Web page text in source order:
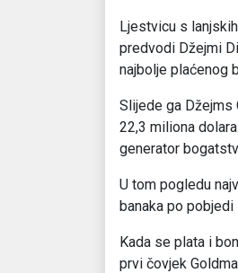
Ljestvicu s
predvodi Džejmi
najbolje plaćenog
Slijede ga Džejms
22,3 miliona
generator
U tom pogledu
banaka po
Kada se plata i
prvi čovjek